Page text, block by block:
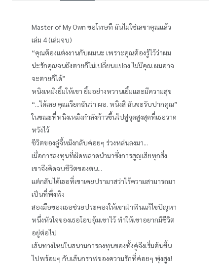
Master of My Own ขอโทษที ฉันไม่ใช่เลขาคุณแล้ว
เล่ม 4 (เล่มจบ)
“คุณต้องแต่งงานกับผมนะ เพราะคุณต้องรู้ไว้ว่าผม
น่ะรักคุณจนถึงตายก็ไม่เปลี่ยนแปลง ไม่มีคุณ ผมอาจ
จะตายก็ได้”
หนิงเหมิงยิ้มให้เขา ยิ้มอย่างหวานเยิ้มและมีความสุข
“...ได้เลย คุณเรียกฉันว่า ผอ. หนิงสิ ฉันจะรับปากคุณ”
ในขณะที่หนิงเหมิงกำลังก้าวขึ้นไปสู่จุดสูงสุดที่เธอวาด
หวังไว้
ชีวิตของลู่จี้หมิงกลับค่อยๆ ร่วงหล่นลงมา...
เมื่อการลงทุนที่ผิดพลาดนำมาซึ่งการสูญเสียทุกสิ่ง
เขาจึงคิดจบชีวิตของตน...
แต่กลับได้เธอที่เขาเคยปรามาสว่าไร้ความสามารถมา
เป็นที่พึ่งพิง
สองมือของเธอช่วยประคองให้เขาฝ่าฟันแก้ไขปัญหา
หนึ่งหัวใจของเธอโอบอุ้มเขาไว้ ทำให้เขาอยากมีชีวิต
อยู่ต่อไป
เส้นทางใหม่ในสนามการลงทุนของทั้งคู่จึงเริ่มต้นขึ้น
ไปพร้อมๆ กับเส้นกราฟของความรักที่ค่อยๆ พุ่งสูง!